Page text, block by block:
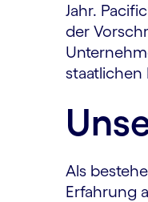
Jahr.
der
staatlichen
Als
Erfahrung